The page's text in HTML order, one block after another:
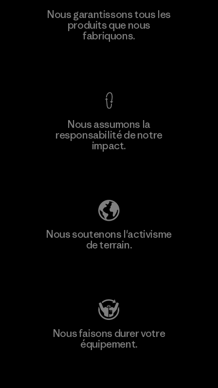
Toyota Tsusho
Material-supplier
Nous garantissons tous les
produits que nous
fabriquons.
Nous assumons la
responsabilité de notre
impact.
Nous soutenons l'activisme
de terrain.
Nous faisons durer votre
équipement.